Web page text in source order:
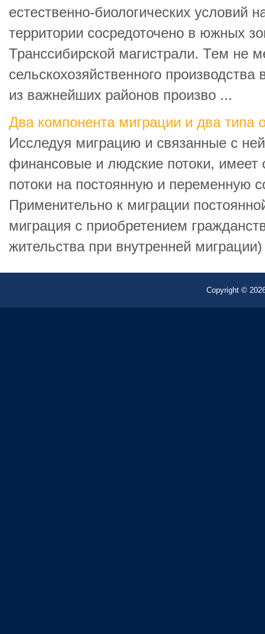
естественно-биологических условий
территории сосредоточено в южных
Транссибирской магистрали. Тем не
сельскохозяйственного производства
из важнейших районов произво ...
Два компонента миграции и два типа
Исследуя миграцию и связанные с
финансовые и людские потоки, имеет
потоки на постоянную и переменную
Применительно к миграции
миграция с приобретением
жительства при внутренней
Copyright ©